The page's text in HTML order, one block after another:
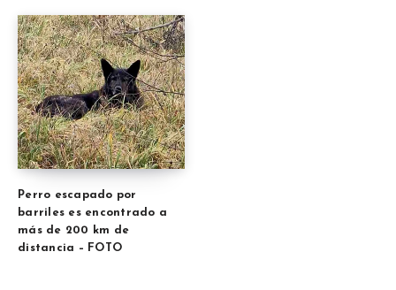
Perro escapado por
barriles es encontrado a
más de 200 km de
distancia – FOTO